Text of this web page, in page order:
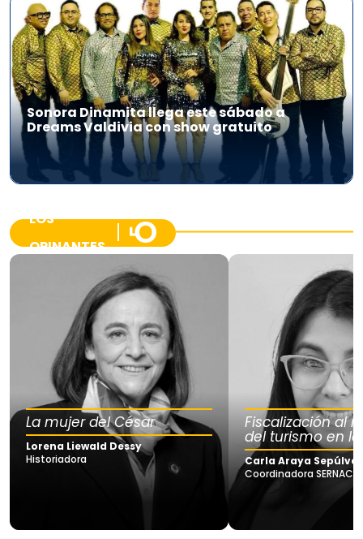
Sonora Dinamita llega este sábado a
Dreams Valdivia con show gratuito
LOS
OPINANTES
La mujer del César
Lorena Liewald Dessy
Historiadora
Fiscalización al
del turismo en
Carla Araya
Coordinadora SERNAC